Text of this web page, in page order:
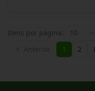
Itens por página: 10
1 2